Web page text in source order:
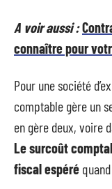
A voir aussi :
connaître pour
Pour une société
comptable gère un
en gère deux, voire
Le surcoût
fiscal espéré